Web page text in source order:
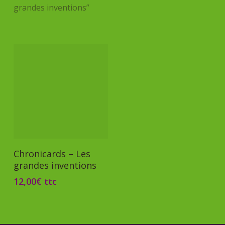
grandes inventions”
Ajouter Au Panier
Chronicards – Les
grandes inventions
12,00€ ttc